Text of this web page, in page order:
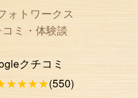
ォトワークス
ミ・体験談
クチコミ
(550)